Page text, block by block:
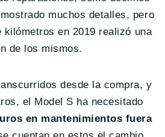
muchos detalles, pero
en 2019 realizó una
de los mismos.
desde la compra, y
el Model S ha necesitado
en mantenimientos fuera